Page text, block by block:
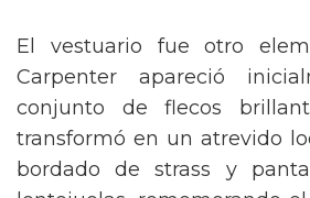
El vestuario fue otro
Carpenter apareció
conjunto de flecos
transformó en un atrevido
bordado de strass y